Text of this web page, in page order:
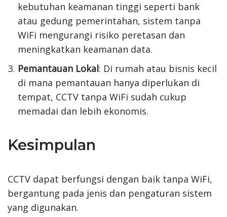
kebutuhan keamanan tinggi seperti bank
atau gedung pemerintahan, sistem tanpa
WiFi mengurangi risiko peretasan dan
meningkatkan keamanan data.
Pemantauan Lokal: Di rumah atau bisnis kecil
di mana pemantauan hanya diperlukan di
tempat, CCTV tanpa WiFi sudah cukup
memadai dan lebih ekonomis.
Kesimpulan
CCTV dapat berfungsi dengan baik tanpa WiFi,
bergantung pada jenis dan pengaturan sistem
yang digunakan.